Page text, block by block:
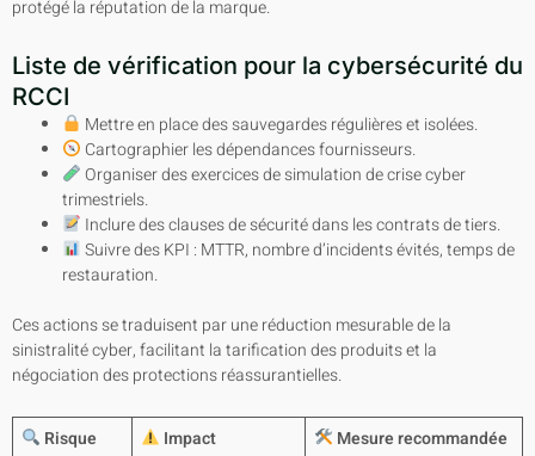
protégé la réputation de la marque.
Liste de vérification pour la cybersécurité du
RCCI
Mettre en place des sauvegardes régulières et isolées.
Cartographier les dépendances fournisseurs.
Organiser des exercices de simulation de crise cyber
trimestriels.
Inclure des clauses de sécurité dans les contrats de tiers.
Suivre des KPI : MTTR, nombre d’incidents évités, temps de
restauration.
Ces actions se traduisent par une réduction mesurable de la
sinistralité cyber, facilitant la tarification des produits et la
négociation des protections réassurantielles.
Risque Impact Mesure recommandée